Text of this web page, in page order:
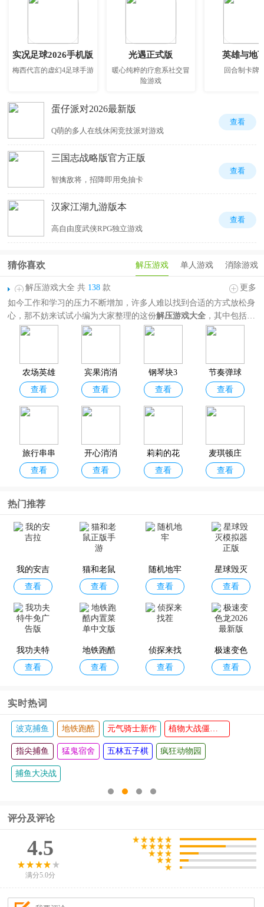
实况足球2026手机版
梅西代言的虚幻4足球手游
光遇正式版
暖心纯粹的疗愈系社交冒
险游戏
英雄与地
回合制卡牌
蛋仔派对2026最新版
Q萌的多人在线休闲竞技派对游戏
查看
三国志战略版官方正版
智擒敌将，招降即用免抽卡
查看
汉家江湖九游版本
高自由度武侠RPG独立游戏
查看
解压游戏 单人游戏 消除游戏
猜你喜欢
解压游戏大全 共 138 款
更多
如今工作和学习的压力不断增加，许多人难以找到合适的方式放松身
心，那不妨来试试小编为大家整理的这份解压游戏大全 ，其中包括开
心消消乐、梦幻家园、苏打序列、猪了个猪等热门休闲解压游戏，题
竞技类，也不是烧脑的解谜类。喜欢解压游戏的朋友欢迎分享收藏！
农场英雄
传奇(Farm
Heroes Sag
查看
宾果消消
消官方正
版
查看
钢琴块3
查看
节奏弹球
查看
旅行串串
官方正版
查看
开心消消
乐正版
查看
莉莉的花
园
查看
麦琪顿庄
园
查看
还有这种
房产兄弟
家居设计
查看
超级捣蛋
单机泡泡
龙游戏
查看
闹鬼的房
子桃子移
植版
查看
海绵宝宝
大闹蟹堡
王中文最
新版
查看
水果爱消
暴打老板4
查看
热门推荐
我的安吉
拉
查看
猫和老鼠
正版手游
查看
随机地牢
查看
星球毁灭
模拟器正
版
查看
我功夫特
牛免广告
查看
地铁跑酷
内置菜单
查看
侦探来找
茬
查看
极速变色
龙2026最
查看
实时热词
波克捕鱼 地铁跑酷 元气骑士新作 植物大战僵尸西游版
指尖捕鱼 猛鬼宿舍 五林五子棋 疯狂动物园
捕鱼大决战
评分及评论
4.5
满分5.0分